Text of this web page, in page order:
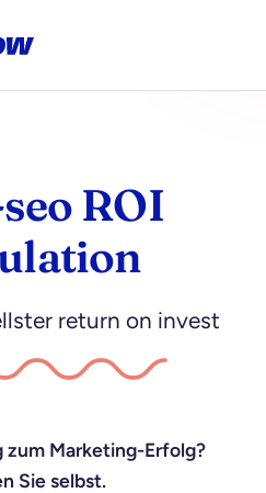
ROI
return on invest
zum Marketing-Erfolg?
Sie selbst.